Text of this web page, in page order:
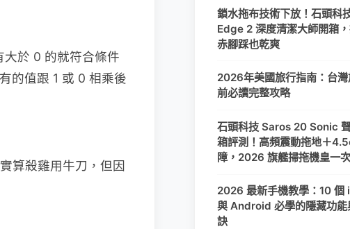
大於 0 的就符合條件
的值跟 1 或 0 相乘後
算殺雞用牛刀，但因
鎖水拖布技術下放！石頭科
Edge 2 深度清潔大師開箱
赤腳踩也乾爽
2026年美國旅行指南：台
前必讀完整攻略
石頭科技 Saros 20 Sonic
箱評測！高頻震動拖地＋
障，2026 旗艦掃拖機皇一
2026 最新手機教學：10 個
與 Android 必學的隱藏功能
訣